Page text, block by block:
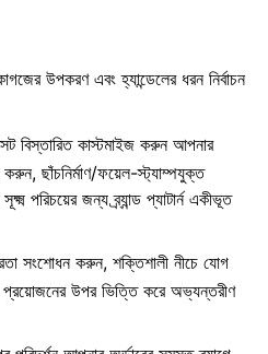
উপকরণ এবং হ্যান্ডেলের ধরন নির্বাচন
বিস্তারিত কাস্টমাইজ করুন আপনার
করুন, ছাঁচনির্মাণ/ফয়েল-স্ট্যাম্পযুক্ত
পরিচয়ের জন্য ব্র্যান্ড প্যাটার্ন একীভূত
সংশোধন করুন, শক্তিশালী নীচে যোগ
উপর ভিত্তি করে অভ্যন্তরীণ